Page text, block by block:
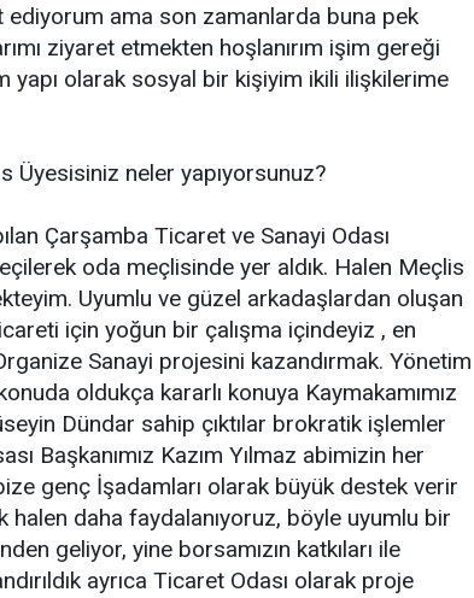
ediyorum ama son zamanlarda buna pek
ziyaret etmekten hoşlanırım işim gereği
olarak sosyal bir kişiyim ikili ilişkilerime
Üyesisiniz neler yapıyorsunuz?
Çarşamba Ticaret ve Sanayi Odası
oda meçlisinde yer aldık. Halen Meçlis
Uyumlu ve güzel arkadaşlardan oluşan
için yoğun bir çalışma içindeyiz , en
Sanayi projesini kazandırmak. Yönetim
oldukça kararlı konuya Kaymakamımız
Dündar sahip çıktılar brokratik işlemler
Başkanımız Kazım Yılmaz abimizin her
genç İşadamları olarak büyük destek verir
daha faydalanıyoruz, böyle uyumlu bir
geliyor, yine borsamızın katkıları ile
ayrıca Ticaret Odası olarak proje